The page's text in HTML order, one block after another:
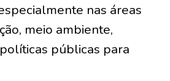
nas áreas
meio ambiente,
públicas para